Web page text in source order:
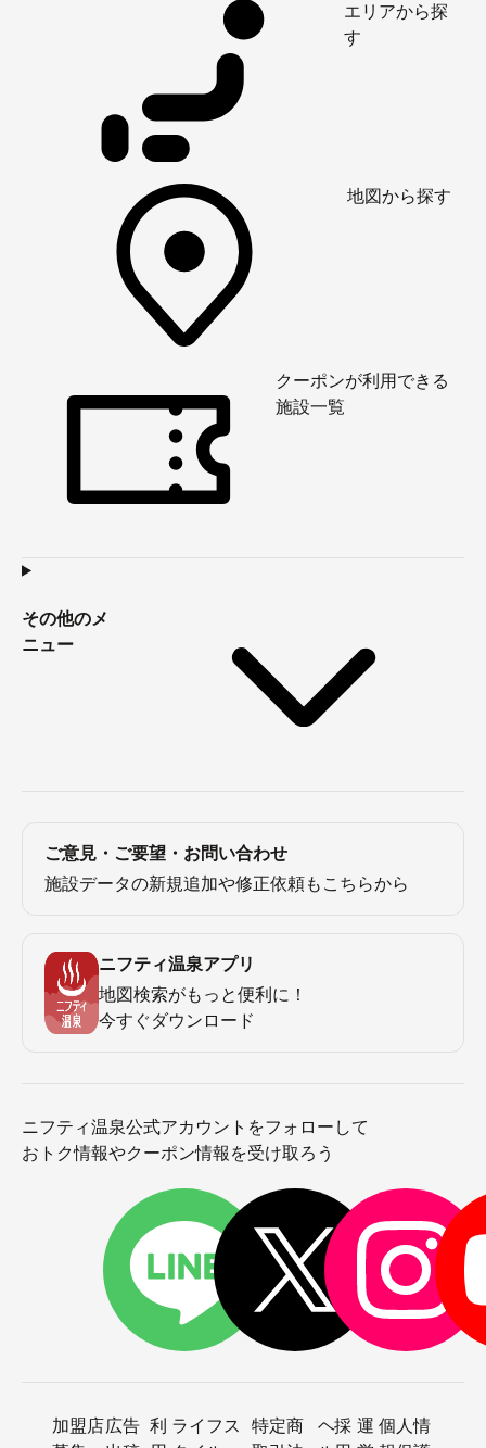
エリアから探
す
地図から探す
クーポンが利用できる
施設一覧
その他のメ
ニュー
ご意見・ご要望・お問い合わせ
施設データの新規追加や修正依頼もこちらから
ニフティ温泉アプリ
地図検索がもっと便利に！
今すぐダウンロード
ニフティ温泉公式アカウントをフォローして
おトク情報やクーポン情報を受け取ろう
加盟店広告 利 ライフス
特定商
ヘ採 運 個人情